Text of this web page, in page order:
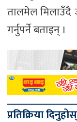
तालमेल मिलाउँदै
गर्नुपर्ने बताइन् ।
प्रतिक्रिया दिनुहोस्